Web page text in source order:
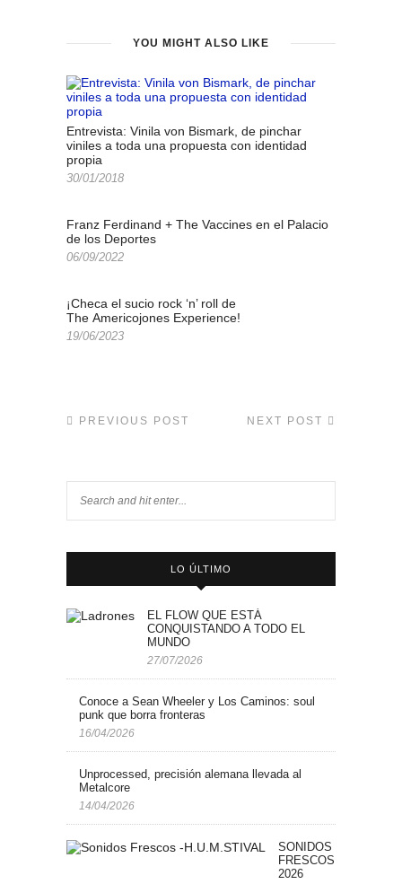
YOU MIGHT ALSO LIKE
Entrevista: Vinila von Bismark, de pinchar
viniles a toda una propuesta con identidad
propia
30/01/2018
Franz Ferdinand + The Vaccines en el Palacio
de los Deportes
06/09/2022
¡Checa el sucio rock ‘n’ roll de
The Americojones Experience!
19/06/2023
PREVIOUS POST NEXT POST
LO ÚLTIMO
EL FLOW QUE ESTÁ
CONQUISTANDO A TODO EL
MUNDO
27/07/2026
Conoce a Sean Wheeler y Los Caminos: soul
punk que borra fronteras
16/04/2026
Unprocessed, precisión alemana llevada al
Metalcore
14/04/2026
SONIDOS
FRESCOS:
2026